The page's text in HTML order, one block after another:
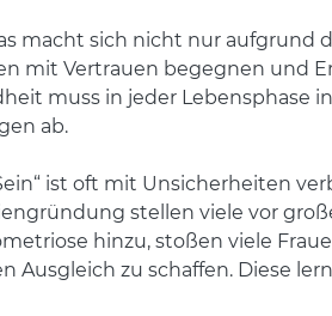
macht sich nicht nur aufgrund
mit Vertrauen begegnen und
muss in jeder
ab.
ist oft mit Unsicherheiten
stellen viele vor
hinzu, stoßen viele
Ausgleich zu schaffen. Diese